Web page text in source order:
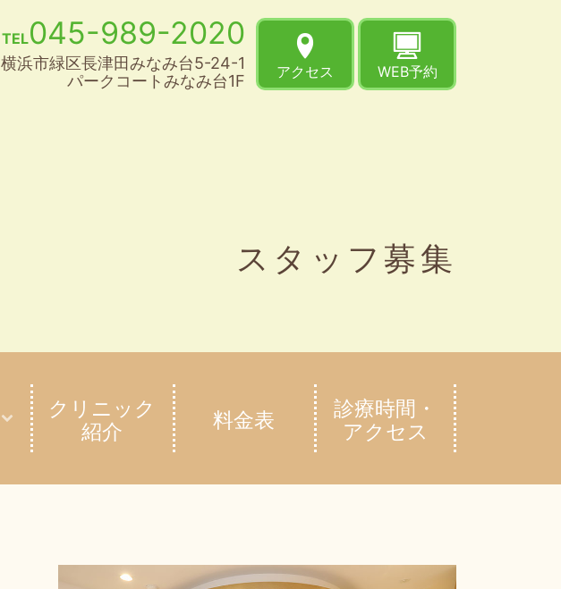
TEL045-989-2020
横浜市緑区長津田みなみ台5-24-1
パークコートみなみ台1F
アクセス WEB予約
クリニック
紹介
料金表
診療時間・
アクセス
スタッフ募集